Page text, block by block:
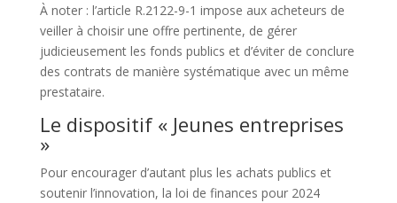
À noter : l’article R.2122-9-1 impose aux acheteurs de
veiller à choisir une offre pertinente, de gérer
judicieusement les fonds publics et d’éviter de conclure
des contrats de manière systématique avec un même
prestataire.
Le dispositif « Jeunes entreprises
»
Pour encourager d’autant plus les achats publics et
soutenir l’innovation, la loi de finances pour 2024